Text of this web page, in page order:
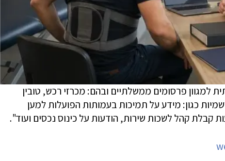
למגוון פרסומים ממשלתיים ובהם: מכרזי רכש, טובין
כגון: מידע על תמיכות בעמותות הפועלות למען
קבלת קהל לשכות שירות, הודעות על כינוס נכסים ועוד".